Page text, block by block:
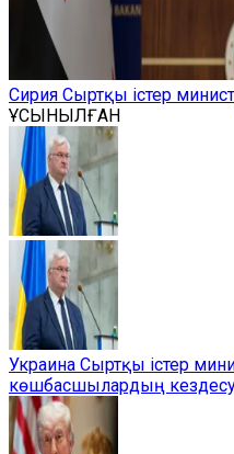
Сирия Сыртқы істер
ҰСЫНЫЛҒАН
Украина Сыртқы істер
көшбасшылардың